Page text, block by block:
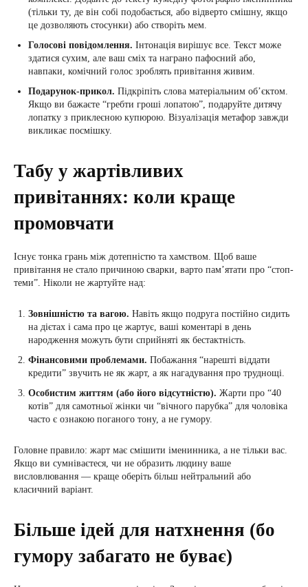
(тільки ту, де він собі подобається, або відверто смішну, якщо
це дозволяють стосунки) або створіть мем.
Голосові повідомлення. Інтонація вирішує все. Текст може
здатися сухим, але ваш сміх та награно пафосний або,
навпаки, комічний голос зроблять привітання живим.
Подарунок-прикол. Підкріпіть слова матеріальним об’єктом.
Якщо ви бажаєте “гребти гроші лопатою”, подаруйте дитячу
лопатку з приклеєною купюрою. Візуалізація метафор завжди
викликає посмішку.
Табу у жартівливих
привітаннях: коли краще
промовчати
Існує тонка грань між дотепністю та хамством. Щоб ваше
привітання не стало причиною сварки, варто пам’ятати про “стоп-
теми”. Ніколи не жартуйте над:
Зовнішністю та вагою. Навіть якщо подруга постійно сидить
на дієтах і сама про це жартує, ваші коментарі в день
народження можуть бути сприйняті як бестактність.
Фінансовими проблемами. Побажання “нарешті віддати
кредити” звучить не як жарт, а як нагадування про труднощі.
Особистим життям (або його відсутністю). Жарти про “40
котів” для самотньої жінки чи “вічного парубка” для чоловіка
часто є ознакою поганого тону, а не гумору.
Головне правило: жарт має смішити іменинника, а не тільки вас.
Якщо ви сумніваєтеся, чи не образить людину ваше
висловлювання — краще оберіть більш нейтральний або
класичний варіант.
Більше ідей для натхнення (бо
гумору забагато не буває)